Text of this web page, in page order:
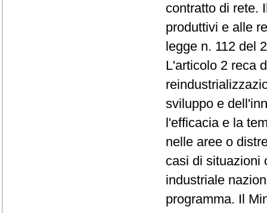
contratto di rete.
produttivi e alle
legge n. 112 del
L'articolo 2 reca
sviluppo e
l'efficacia e la
nelle aree o
casi di situazioni
industriale
programma. Il